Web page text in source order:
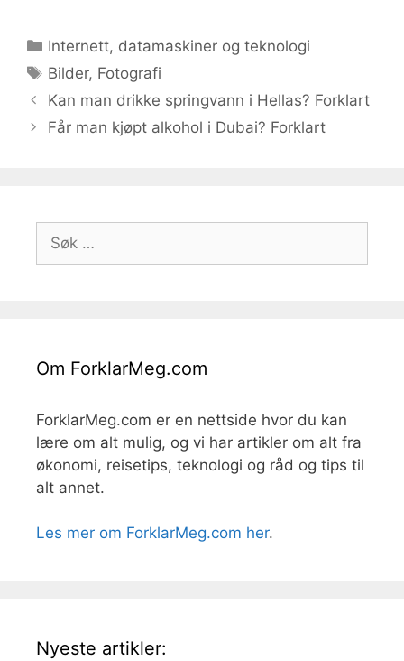
Kategorier
Internett, datamaskiner og teknologi
Stikkord
Bilder, Fotografi
Kan man drikke springvann i Hellas? Forklart
Får man kjøpt alkohol i Dubai? Forklart
etter:
Om ForklarMeg.com
ForklarMeg.com er en nettside hvor du kan
lære om alt mulig, og vi har artikler om alt fra
økonomi, reisetips, teknologi og råd og tips til
alt annet.
Les mer om ForklarMeg.com her.
Nyeste artikler: